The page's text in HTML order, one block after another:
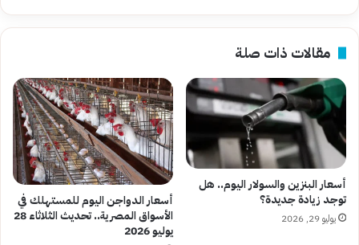
مقالات ذات صلة
أسعار البنزين والسولار اليوم.. هل
توجد زيادة جديدة؟
يوليو 29, 2026
أسعار الدواجن اليوم للمستهلك في
الأسواق المصرية.. تحديث الثلاثاء 28
يوليو 2026